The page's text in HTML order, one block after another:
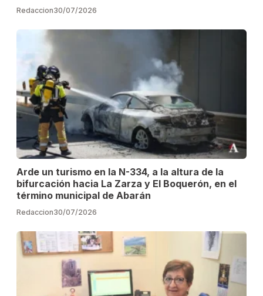
Redaccion30/07/2026
Arde un turismo en la N-334, a la altura de la
bifurcación hacia La Zarza y El Boquerón, en el
término municipal de Abarán
Redaccion30/07/2026